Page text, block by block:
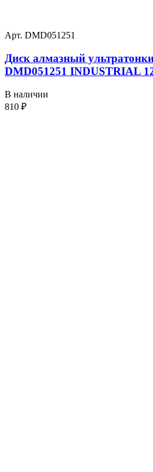
Арт. DMD051251
Диск алмазный
DMD051251 INDUSTRIAL
В наличии
810 ₽